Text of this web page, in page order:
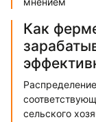
Как
сельского